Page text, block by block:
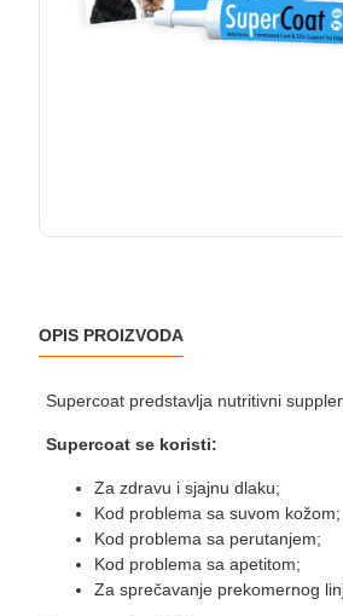
OPIS PROIZVODA
Supercoat predstavlja nutritivni
Supercoat se koristi:
Za zdravu i sjajnu dlaku;
Kod problema sa suvom kožom;
Kod problema sa perutanjem;
Kod problema sa apetitom;
Za sprečavanje prekomernog